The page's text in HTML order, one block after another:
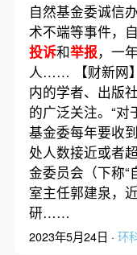
自然基金委诚信
术不端等事件，
投诉和举报，一
人…… 【财新网
内的学者、出版
的广泛关注。“
基金委每年要收
处人数接近或者
金委员会（下称“
室主任郭建泉，
研……
2023年5月24日 · 环